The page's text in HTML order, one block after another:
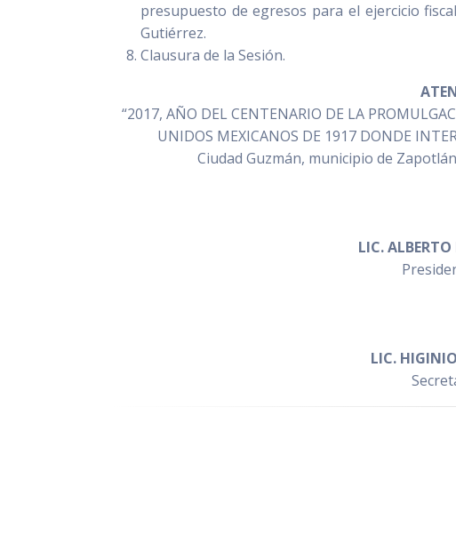
presupuesto de egresos para el ejercicio
Gutiérrez.
Clausura de la Sesión.
“2017, AÑO DEL CENTENARIO DE LA
UNIDOS MEXICANOS DE 1917 DONDE
Ciudad Guzmán, municipio de
LIC. ALBERTO
LIC.